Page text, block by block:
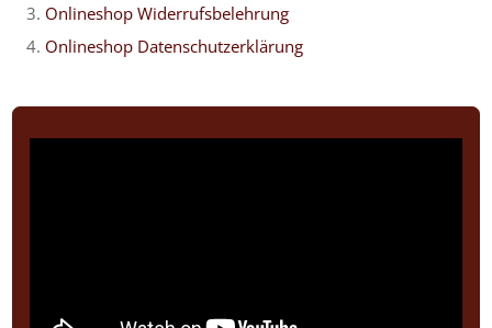
Onlineshop Widerrufsbelehrung
Onlineshop Datenschutzerklärung